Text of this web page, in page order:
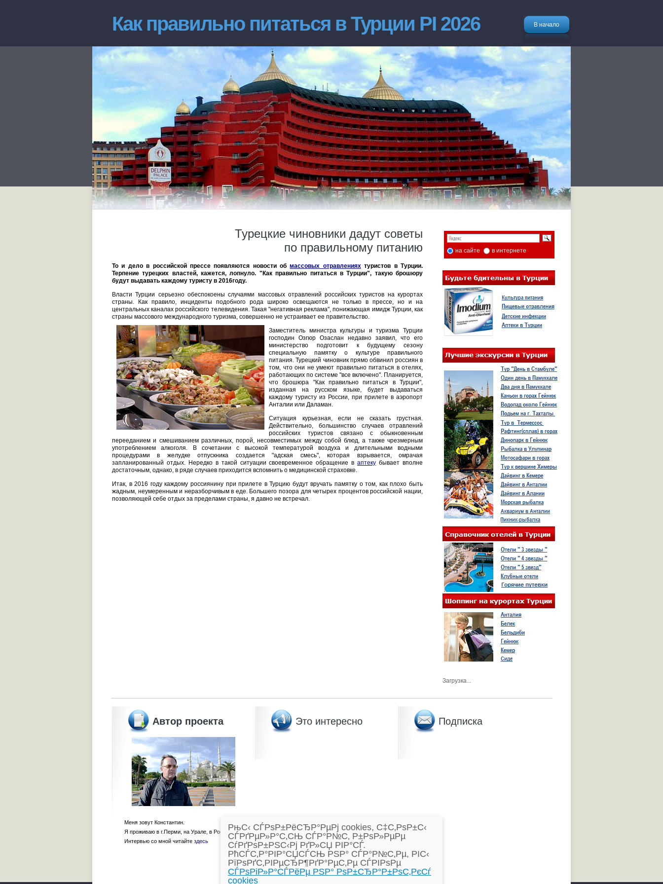
Как правильно питаться в Турции РІ 2026 В начало
Турецкие чиновники дадут советы
по правильному питанию
То и дело в российской прессе появляются новости обмассовых отравленияхтуристов в Турции.
Терпение турецких властей, кажется, лопнуло. "Как правильно питаться в Турции", такую брошюру
будут выдавать каждому туристу в 2016году.
Власти Турции серьезно обеспокоены случаями массовых отравлений российских туристов на курортах
страны. Как правило, инциденты подобного рода широко освещаются не только в прессе, но и на
центральных каналах российского телевидения. Такая "негативная реклама", понижающая имидж Турции, как
страны массового международного туризма, совершенно не устраивает ее правительство.
Заместитель министра культуры и туризма Турции
господин Озгюр Озаслан недавно заявил, что его
министерство подготовит к будущему сезону
специальную памятку о культуре правильного
питания. Турецкий чиновник прямо обвинил россиян в
том, что они не умеют правильно питаться в отелях,
работающих по системе "все включено". Планируется,
что брошюра "Как правильно питаться в Турции",
изданная на русском языке, будет выдаваться
каждому туристу из России, при прилете в аэропорт
Анталии или Даламан.
Ситуация курьезная, если не сказать грустная.
Действительно, большинство случаев отравлений
российских туристов связано с обыкновенным
перееданием и смешиванием различных, порой, несовместимых между собой блюд, а также чрезмерным
употреблением алкоголя. В сочетании с высокой температурой воздуха и длительными водными
процедурами в желудке отпускника создается "адская смесь", которая взрывается, омрачая
запланированный отдых. Нередко в такой ситуации своевременное обращение ваптеку бывает вполне
достаточным, однако, в ряде случаев приходится вспомнить о медицинской страховке.
Итак, в 2016 году каждому россиянину при прилете в Турцию будут вручать памятку о том, как плохо быть
жадным, неумеренным и неразборчивым в еде. Большего позора для четырех процентов российской нации,
позволяющей себе отдых за пределами страны, я давно не встречал.
на сайте в интернете
Загрузка...
Автор проекта
Меня зовут Константин.
Я проживаю в г.Перми, на Урале, в России.
Интервью со мной читайте здесь
Это интересно Подписка
РњС‹ СЃРѕР±РёСЂР°РµРј cookies, С‡С‚РѕР±С‹
СЃРґРµР»Р°С‚СЊ СЃР°Р№С‚ Р±РѕР»РµРµ
СѓРґРѕР±РЅС‹Рј РґР»СЏ РІР°СЃ.
РћСЃС‚Р°РІР°СЏСЃСЊ РЅР° СЃР°Р№С‚Рµ, РІС‹
РїРѕРґС‚РІРµСЂР¶РґР°РµС‚Рµ СЃРІРѕРµ
СЃРѕРіР»Р°СЃРёРµ РЅР° РѕР±СЂР°Р±РѕС‚РєСѓ
cookies